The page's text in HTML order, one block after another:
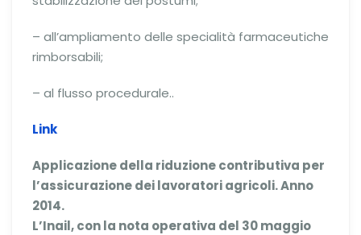
– all’ampliamento delle specialità farmaceutiche
rimborsabili;
– al flusso procedurale..
Link
Applicazione della riduzione contributiva per
l’assicurazione dei lavoratori agricoli. Anno
2014.
L’Inail, con la nota operativa del 30 maggio